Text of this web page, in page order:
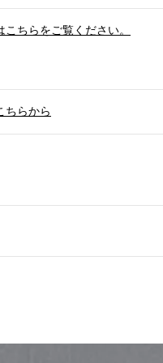
こちらをご覧ください。
ちらから